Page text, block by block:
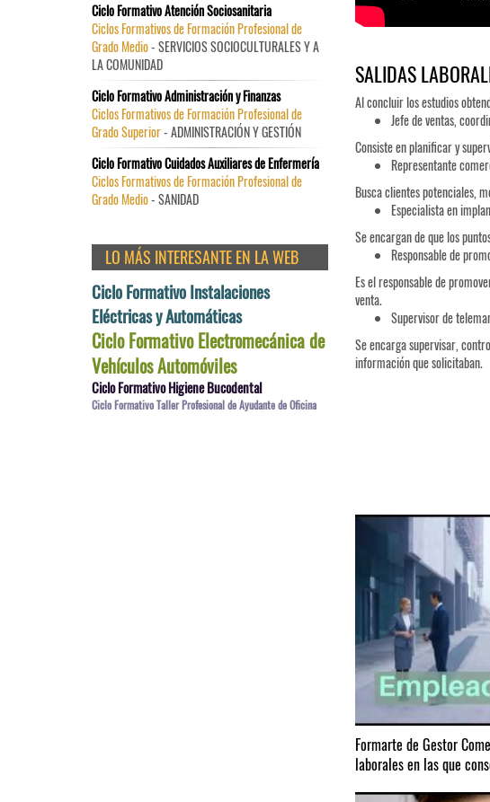
SALIDAS
Al concluir los estudios
Jefe de ventas,
Consiste en planificar y
Representante
Busca clientes potenciales,
Especialista en
Se encargan de que los
Responsable de
Es el responsable de
venta.
Supervisor de
Se encarga supervisar,
información que solicitaban.
Formarte de Gestor
laborales en las que
Ciclo Formativo Atención Sociosanitaria
Ciclos Formativos de Formación Profesional de
Grado Medio- SERVICIOS SOCIOCULTURALES Y A
LA COMUNIDAD
Ciclo Formativo Administración y Finanzas
Ciclos Formativos de Formación Profesional de
Grado Superior- ADMINISTRACIÓN Y GESTIÓN
Ciclo Formativo Cuidados Auxiliares de Enfermería
Ciclos Formativos de Formación Profesional de
Grado Medio- SANIDAD
LO MÁS INTERESANTE EN LA WEB
Ciclo Formativo Instalaciones
Eléctricas y Automáticas
Ciclo Formativo Electromecánica de
Vehículos Automóviles
Ciclo Formativo Higiene Bucodental
Ciclo Formativo Taller Profesional de Ayudante de Oficina